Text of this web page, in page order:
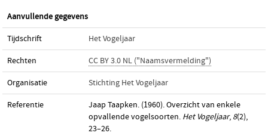
Aanvullende gegevens
Tijdschrift Het Vogeljaar
Rechten CC BY 3.0 NL ("Naamsvermelding")
Organisatie Stichting Het Vogeljaar
Referentie
Jaap Taapken. (1960). Overzicht van enkele
opvallende vogelsoorten. Het Vogeljaar, 8(2),
23–26.